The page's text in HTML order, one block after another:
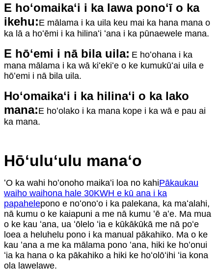
E hoʻomaikaʻi i ka lawa ponoʻī o ka
ikehu:E mālama i ka uila keu mai ka hana mana o
ka lā a hoʻēmi i ka hilinaʻi ʻana i ka pūnaewele mana.
E hōʻemi i nā bila uila: E hoʻohana i ka
mana mālama i ka wā kiʻekiʻe o ke kumukūʻai uila e
hōʻemi i nā bila uila.
Hoʻomaikaʻi i ka hilinaʻi o ka lako
mana:E hoʻolako i ka mana kope i ka wā e pau ai
ka mana.
Hōʻuluʻulu manaʻo
ʻO ka wahi hoʻonoho maikaʻi loa no kahiPākaukau
waiho waihona hale 30KWH e kū ana i ka
papahelepono e noʻonoʻo i ka palekana, ka maʻalahi,
nā kumu o ke kaiapuni a me nā kumu ʻē aʻe. Ma mua
o ke kau ʻana, ua ʻōlelo ʻia e kūkākūkā me nā poʻe
loea a heluhelu pono i ka manual pākahiko. Ma o ke
kau ʻana a me ka mālama pono ʻana, hiki ke hoʻonui
ʻia ka hana o ka pākahiko a hiki ke hoʻolōʻihi ʻia kona
ola lawelawe.